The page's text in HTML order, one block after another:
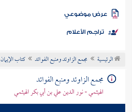
الكتب
موضوعي
تراجم الأعلام
الرئيسية مجمع الزاوئد ومنبع الفوائد كتاب الإيمان
مجمع الزاوئد ومنبع الفوائد
الهيثمي - نور الدين علي بن أبي بكر الهيثمي